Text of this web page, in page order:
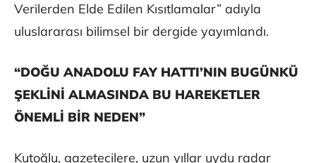
Verilerden Elde Edilen Kısıtlamalar” adıyla
uluslararası bilimsel bir dergide yayımlandı.
“DOĞU ANADOLU FAY HATTI’NIN BUGÜNKÜ
ŞEKLİNİ ALMASINDA BU HAREKETLER
ÖNEMLİ BİR NEDEN”
Kutoğlu, gazetecilere, uzun yıllar uydu radar